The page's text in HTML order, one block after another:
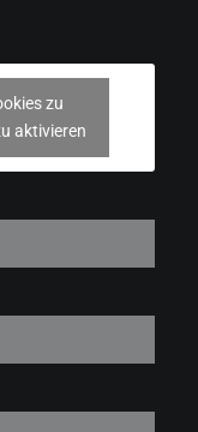
zu
aktivieren